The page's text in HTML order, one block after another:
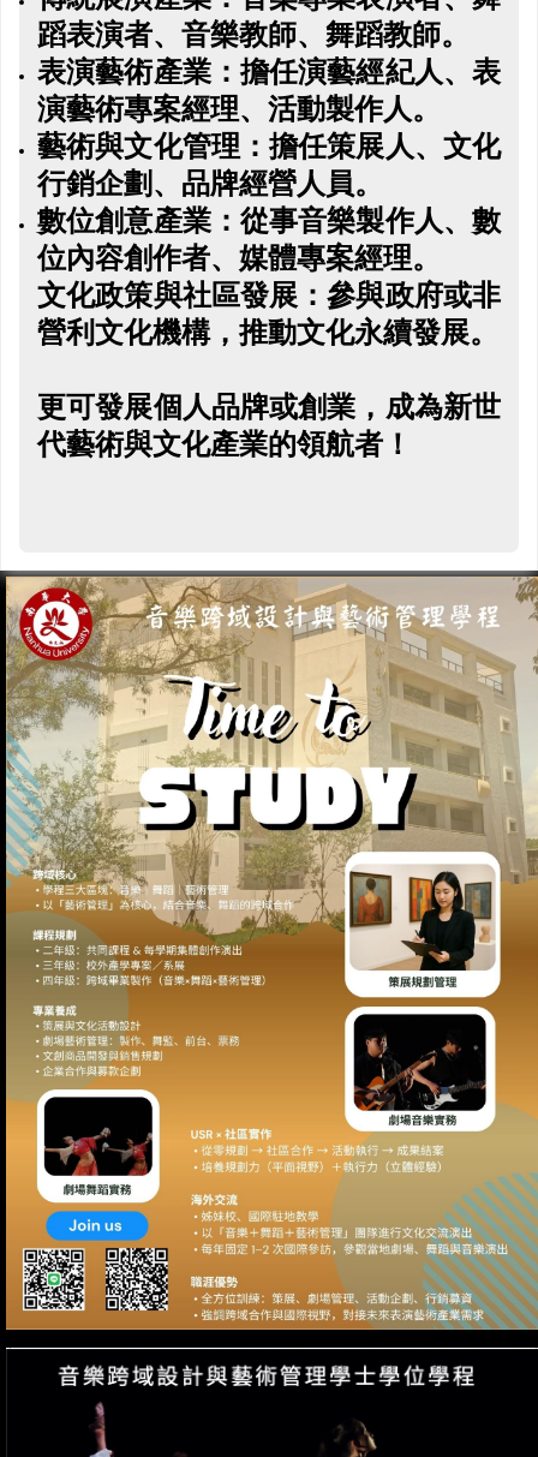
蹈表演者、音樂教師、舞蹈教師。
表演藝術產業：擔任演藝經紀人、表
演藝術專案經理、活動製作人。
藝術與文化管理：擔任策展人、文化
行銷企劃、品牌經營人員。
數位創意產業：從事音樂製作人、數
位內容創作者、媒體專案經理。
文化政策與社區發展：參與政府或非
營利文化機構，推動文化永續發展。
更可發展個人品牌或創業，成為新世
代藝術與文化產業的領航者！